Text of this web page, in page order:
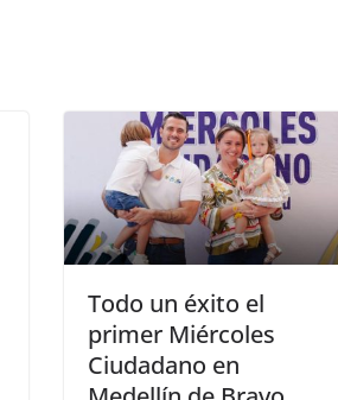
Todo un éxito el
primer Miércoles
Ciudadano en